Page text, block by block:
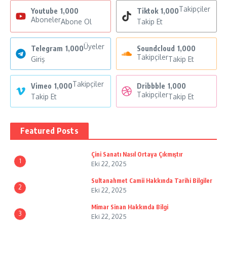
Youtube 1,000
AbonelerAbone Ol
Tiktok 1,000Takipçiler
Takip Et
Telegram 1,000Üyeler
Giriş
Soundcloud 1,000
TakipçilerTakip Et
Vimeo 1,000Takipçiler
Takip Et
Dribbble 1,000
TakipçilerTakip Et
Featured Posts
1
Çini Sanatı Nasıl Ortaya Çıkmıştır
Eki 22, 2025
2
Sultanahmet Camii Hakkında Tarihi Bilgiler
Eki 22, 2025
3
Mimar Sinan Hakkında Bilgi
Eki 22, 2025